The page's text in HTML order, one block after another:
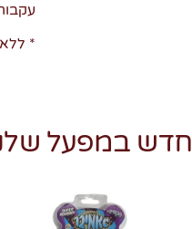
*
חדש במפעל